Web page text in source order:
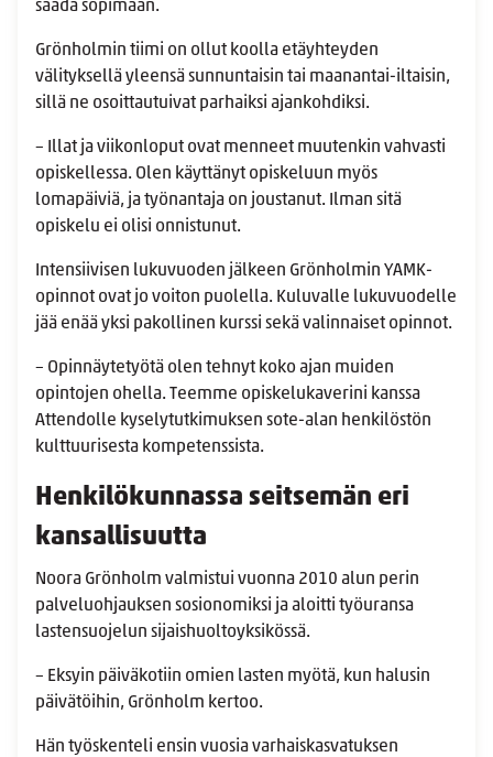
saada sopimaan.
Grönholmin tiimi on ollut koolla etäyhteyden
välityksellä yleensä sunnuntaisin tai maanantai-iltaisin,
sillä ne osoittautuivat parhaiksi ajankohdiksi.
– Illat ja viikonloput ovat menneet muutenkin vahvasti
opiskellessa. Olen käyttänyt opiskeluun myös
lomapäiviä, ja työnantaja on joustanut. Ilman sitä
opiskelu ei olisi onnistunut.
Intensiivisen lukuvuoden jälkeen Grönholmin YAMK-
opinnot ovat jo voiton puolella. Kuluvalle lukuvuodelle
jää enää yksi pakollinen kurssi sekä valinnaiset opinnot.
– Opinnäytetyötä olen tehnyt koko ajan muiden
opintojen ohella. Teemme opiskelukaverini kanssa
Attendolle kyselytutkimuksen sote-alan henkilöstön
kulttuurisesta kompetenssista.
Henkilökunnassa seitsemän eri
kansallisuutta
Noora Grönholm valmistui vuonna 2010 alun perin
palveluohjauksen sosionomiksi ja aloitti työuransa
lastensuojelun sijaishuoltoyksikössä.
– Eksyin päiväkotiin omien lasten myötä, kun halusin
päivätöihin, Grönholm kertoo.
Hän työskenteli ensin vuosia varhaiskasvatuksen